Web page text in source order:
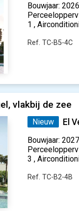
Bouwjaar:
1 ,
Ref. TC-B5-4C
vlakbij de zee
Nieuw El
Bouwjaar:
3 ,
Ref. TC-B2-4B